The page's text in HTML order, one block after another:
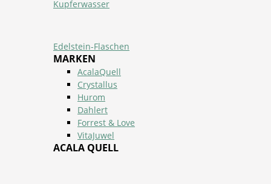
Kupferwasser
Edelstein-Flaschen
MARKEN
AcalaQuell
Crystallus
Hurom
Dahlert
Forrest & Love
VitaJuwel
ACALA QUELL